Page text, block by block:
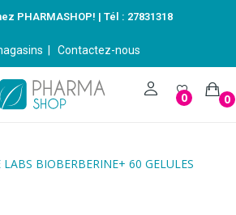
PHARMASHOP! | Tél : 27831318
Contactez-nous
0 0
BIOBERBERINE+ 60 GELULES